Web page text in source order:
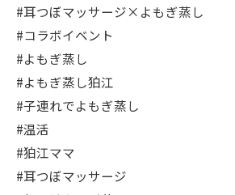
#耳つぼマッサージ×よもぎ蒸し
#コラボイベント
#よもぎ蒸し
#よもぎ蒸し狛江
#子連れでよもぎ蒸し
#温活
#狛江ママ
#耳つぼマッサージ